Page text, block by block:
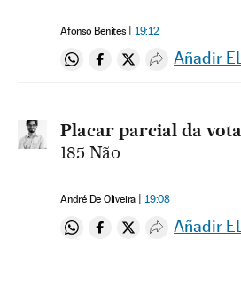
Afonso Benites 19:12
Compartir en Whatsapp
Compartir en
Compartir en
Desplegar
Añadir
Placar parcial da
185 Não
André De Oliveira 19:08
Compartir en Whatsapp
Compartir en
Compartir en
Desplegar
Añadir